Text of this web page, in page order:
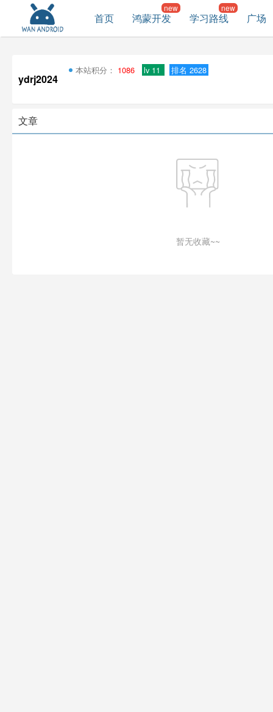
首页 鸿蒙开发 学习路线 广场
ydrj2024
本站积分： 1086 lv 11 排名 2628
文章
暂无收藏~~